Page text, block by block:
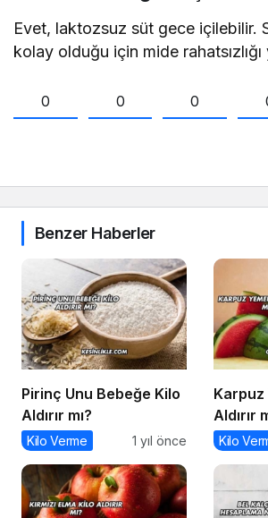
Evet, laktozsuz süt gece içilebilir.
kolay olduğu için mide
0 0 0
Benzer Haberler
Pirinç Unu Bebeğe Kilo
Aldırır mı?
Kilo Verme 1 yıl önce
Karpuz
Aldırır
Kilo